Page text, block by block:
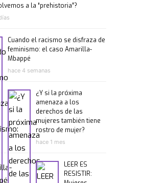
a la “prehistoria”?
Cuando el racismo se disfraza de
feminismo: el caso Amarilla-
Mbappé
hace 4 semanas
¿Y si la próxima
amenaza a los
derechos de las
mujeres también tiene
rostro de mujer?
hace 1 mes
LEER ES
RESISTIR: